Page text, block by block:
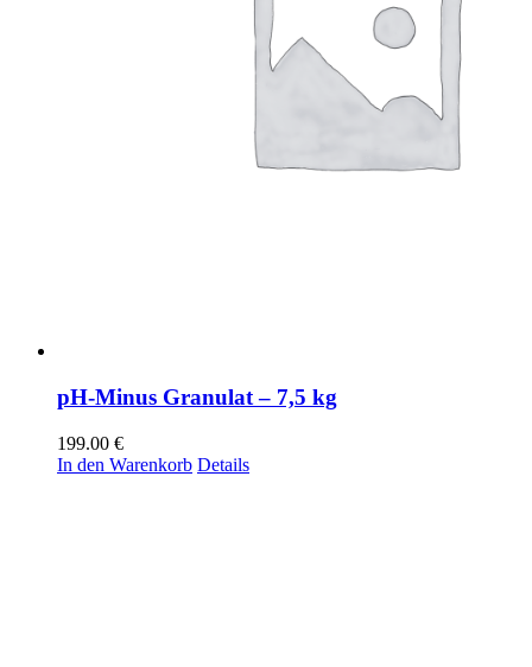
pH-Minus Granulat – 7,5 kg
199.00 €
In den Warenkorb Details